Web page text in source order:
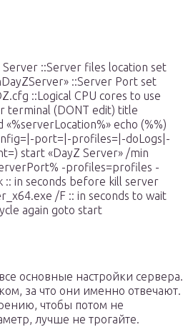
::Server files location set
::Server Port set
::Logical CPU cores to use
terminal (DONT edit) title
echo (%%)
port=|-profiles=|-doLogs|-
start «DayZ Server» /min
-profiles=profiles -
:: in seconds before kill server
/F :: in seconds to wait
again goto start
основные настройки сервера.
за что они именно отвечают.
чтобы потом не
лучше не трогайте.